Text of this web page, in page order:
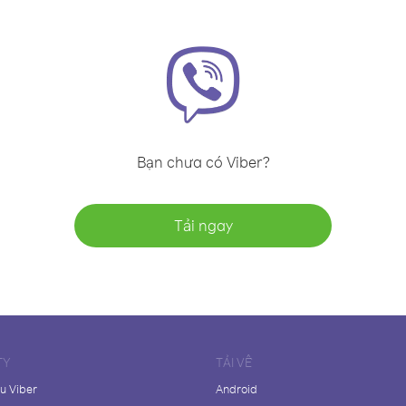
Bạn chưa có Viber?
Tải ngay
Viber
TẢI VỀ
Android